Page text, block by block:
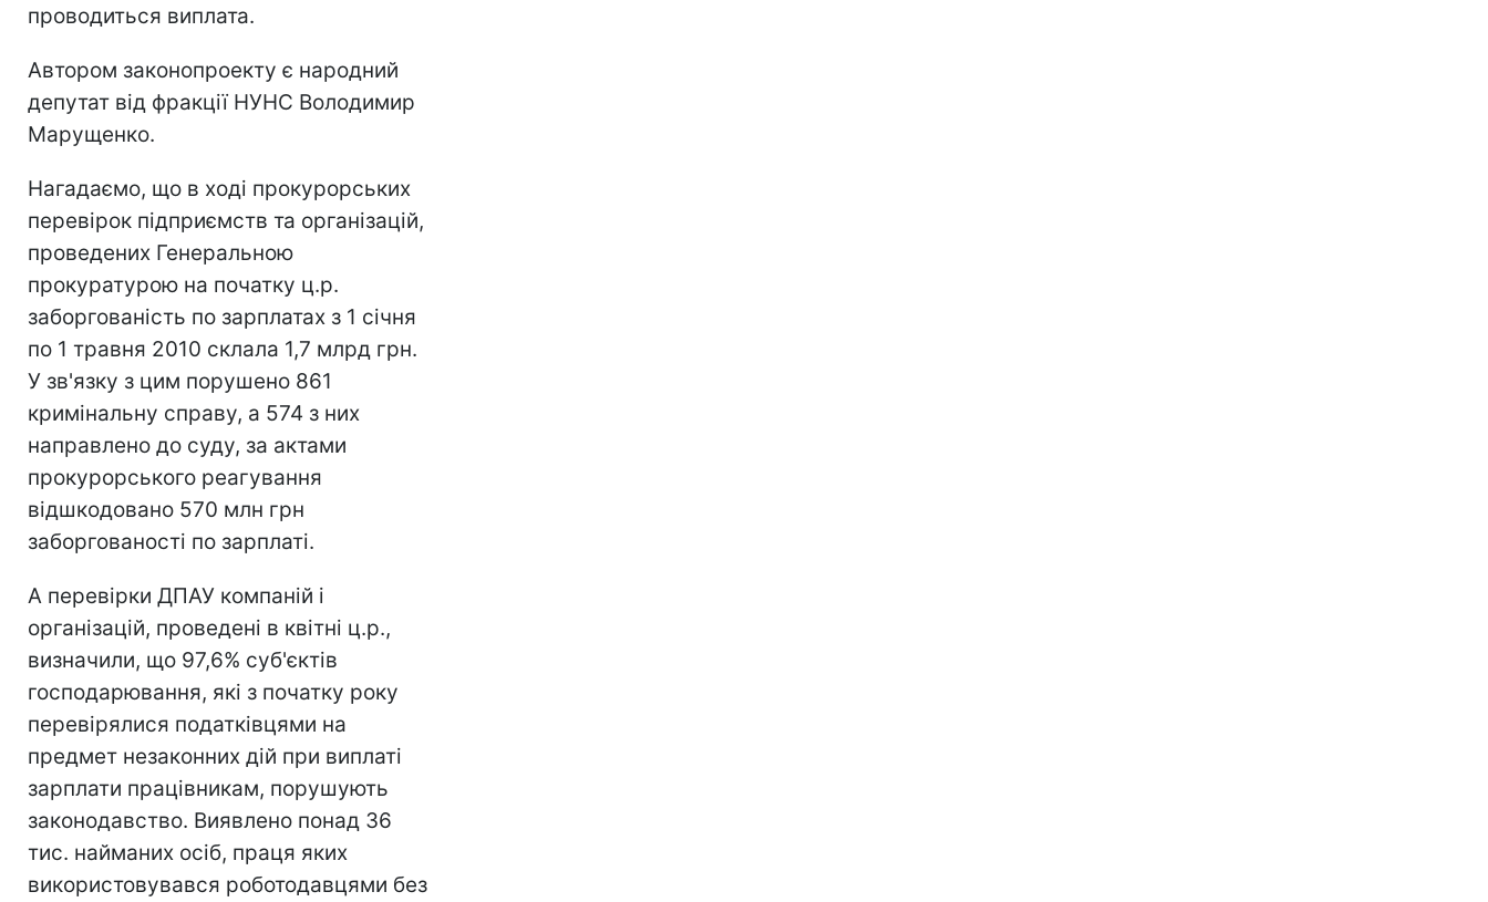
проводиться виплата.
Автором законопроекту є народний
депутат від фракції НУНС Володимир
Марущенко.
Нагадаємо, що в ході прокурорських
перевірок підприємств та організацій,
проведених Генеральною
прокуратурою на початку ц.р.
заборгованість по зарплатах з 1 січня
по 1 травня 2010 склала 1,7 млрд грн.
У зв'язку з цим порушено 861
кримінальну справу, а 574 з них
направлено до суду, за актами
прокурорського реагування
відшкодовано 570 млн грн
заборгованості по зарплаті.
А перевірки ДПАУ компаній і
організацій, проведені в квітні ц.р.,
визначили, що 97,6% суб'єктів
господарювання, які з початку року
перевірялися податківцями на
предмет незаконних дій при виплаті
зарплати працівникам, порушують
законодавство. Виявлено понад 36
тис. найманих осіб, праця яких
використовувався роботодавцями без